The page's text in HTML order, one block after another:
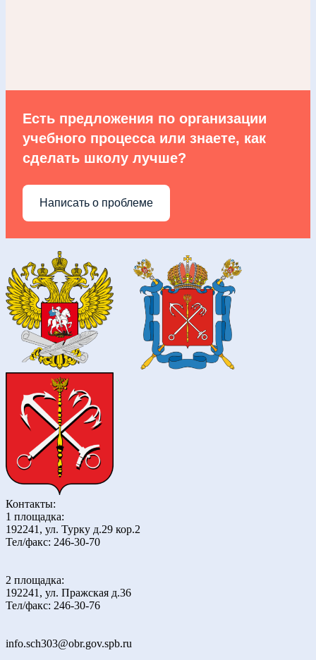
Есть предложения по организации
учебного процесса или знаете, как
сделать школу лучше?
Написать о проблеме
Контакты:
1 площадка:
192241, ул. Турку д.29 кор.2
Тел/факс: 246-30-70
2 площадка:
192241, ул. Пражская д.36
Тел/факс: 246-30-76
info.sch303@obr.gov.spb.ru